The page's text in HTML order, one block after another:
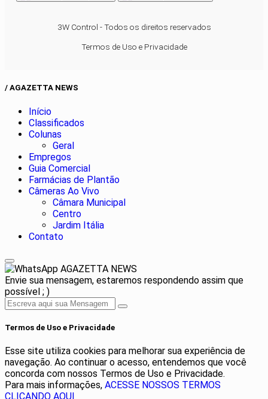
3W Control - Todos os direitos reservados
Termos de Uso e Privacidade
/ AGAZETTA NEWS
Início
Classificados
Colunas
Geral
Empregos
Guia Comercial
Farmácias de Plantão
Câmeras Ao Vivo
Câmara Municipal
Centro
Jardim Itália
Contato
AGAZETTA NEWS
Envie sua mensagem, estaremos respondendo assim que
possível ; )
Termos de Uso e Privacidade
Esse site utiliza cookies para melhorar sua experiência de
navegação. Ao continuar o acesso, entendemos que você
concorda com nossos Termos de Uso e Privacidade.
Para mais informações, ACESSE NOSSOS TERMOS
CLICANDO AQUI